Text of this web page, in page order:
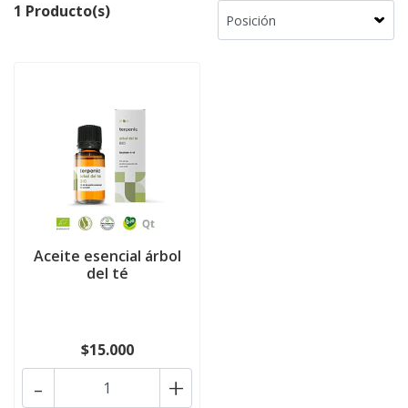
1 Producto(s)
Aceite esencial árbol
del té
$15.000
+
-